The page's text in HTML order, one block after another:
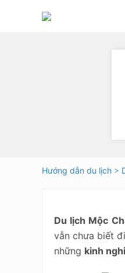
Hướng dẫn du lịch >
Du lịch Mộc
vẫn chưa biết
những kinh